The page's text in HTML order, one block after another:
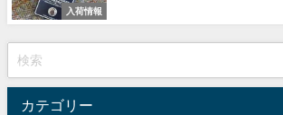
入荷情報
カテゴリー